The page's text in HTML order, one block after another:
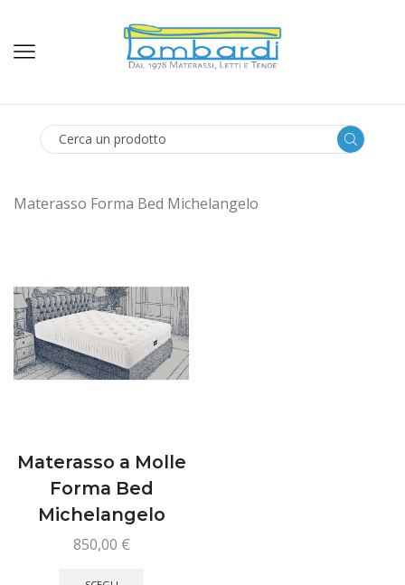
Materasso Forma Bed Michelangelo
Materasso a Molle
Forma Bed
Michelangelo
850,00 €